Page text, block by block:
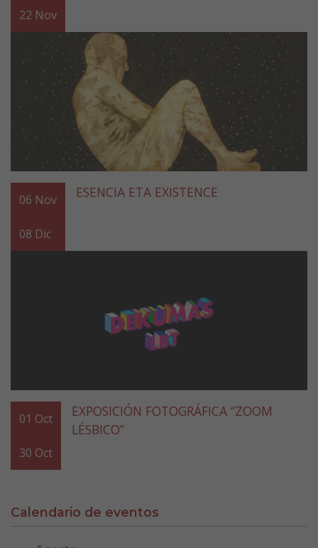
22 Nov
06 Nov
08 Dic
ESENCIA ETA EXISTENCE
01 Oct
30 Oct
EXPOSICIÓN FOTOGRÁFICA “ZOOM
LÉSBICO”
Calendario de eventos